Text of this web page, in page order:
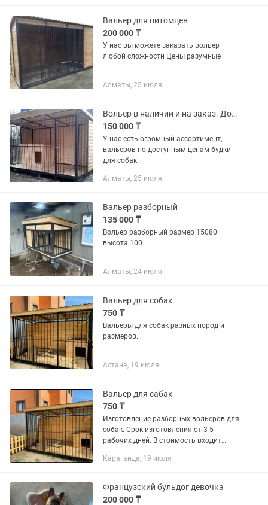
Вальер для питомцев
200 000 ₸
У нас вы можете заказать вольер
любой сложности Цены разумные
Алматы, 25 июля
Вольер в наличии и на заказ. Доставка. Сборные и разборные
150 000 ₸
У нас есть огромный ассортимент,
вальеров по доступным ценам будки
для собак
Алматы, 25 июля
Вальер разборный
135 000 ₸
Вольер разборный размер 15080
высота 100
Алматы, 24 июля
Вальер для собак
750 ₸
Вальеры для собак разных пород и
размеров.
Астана, 19 июля
Вальер для сабак
750 ₸
Изготовление разборных вольеров для
собак. Срок изготовления от 3-5
рабочих дней. В стоимость входит
установка. Основным отличием наших
Караганда, 19 июля
Французский бульдог девочка
200 000 ₸